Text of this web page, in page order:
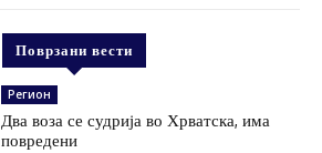
Поврзани вести
Регион
Два воза се судрија во Хрватска, има
повредени